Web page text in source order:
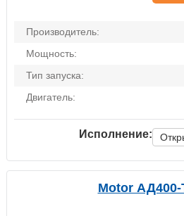
Производитель:
Мощность:
Тип запуска:
Двигатель:
Исполнение:
Motor АД400-